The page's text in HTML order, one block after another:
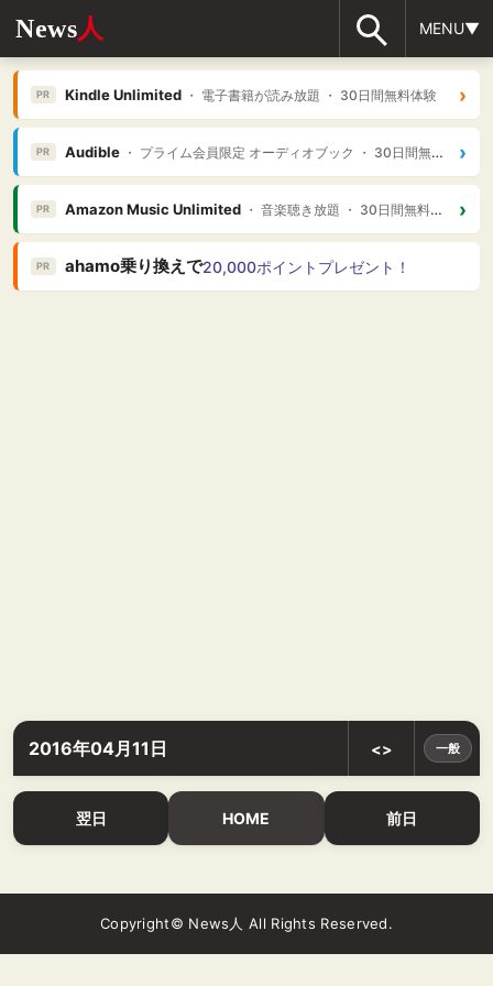
News人 MENU▼
PR Kindle Unlimited・ 電子書籍が読み放題 ・ 30日間無料体験 ›
PR Audible・ プライム会員限定 オーディオブック ・ 30日間無料体験 ›
PR Amazon Music Unlimited・ 音楽聴き放題 ・ 30日間無料体験 ›
PR ahamo乗り換えで20,000ポイントプレゼント！
2016年04月11日 <> 一般
翌日 HOME 前日
Copyright© News人 All Rights Reserved.